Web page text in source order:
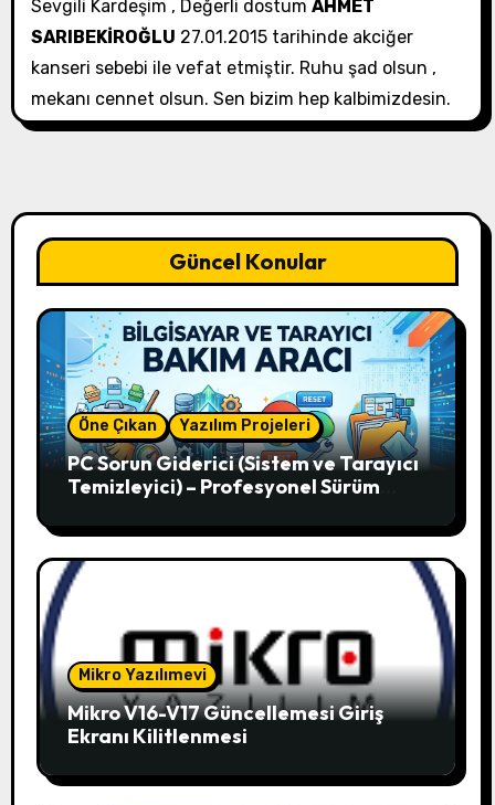
Sevgili Kardeşim , Değerli dostum AHMET
SARIBEKİROĞLU 27.01.2015 tarihinde akciğer
kanseri sebebi ile vefat etmiştir. Ruhu şad olsun ,
mekanı cennet olsun. Sen bizim hep kalbimizdesin.
Güncel Konular
Öne Çıkan Yazılım Projeleri
PC Sorun Giderici (Sistem ve Tarayıcı
Temizleyici) – Profesyonel Sürüm
Mikro Yazılımevi
Mikro V16-V17 Güncellemesi Giriş
Ekranı Kilitlenmesi